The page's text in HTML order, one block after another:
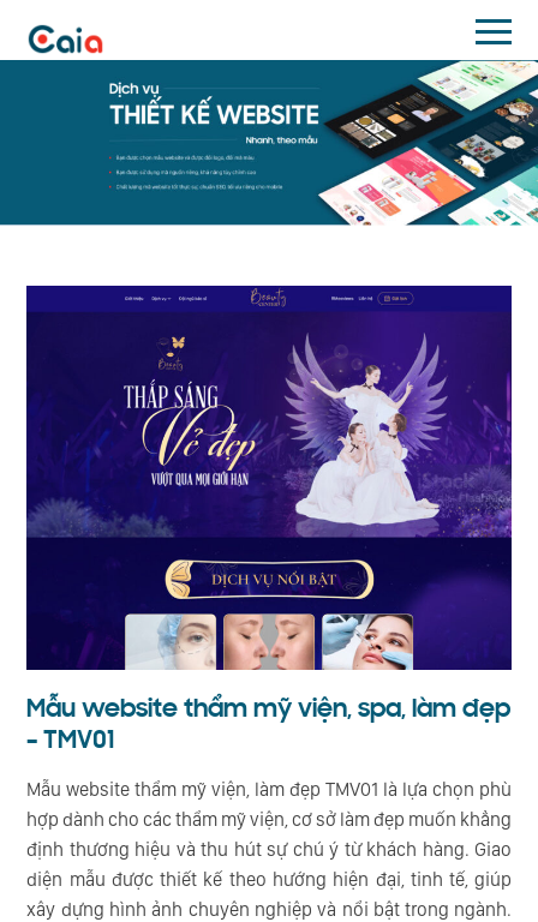
Mẫu website thẩm mỹ viện, spa, làm đẹp
– TMV01
Mẫu website thẩm mỹ viện, làm đẹp TMV01 là lựa chọn phù
hợp dành cho các thẩm mỹ viện, cơ sở làm đẹp muốn khẳng
định thương hiệu và thu hút sự chú ý từ khách hàng. Giao
diện mẫu được thiết kế theo hướng hiện đại, tinh tế, giúp
xây dựng hình ảnh chuyên nghiệp và nổi bật trong ngành.